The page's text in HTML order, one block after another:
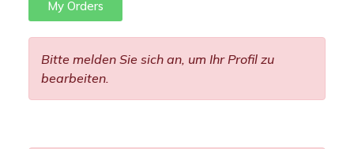
My Orders
Bitte melden Sie sich an, um Ihr Profil zu
bearbeiten.